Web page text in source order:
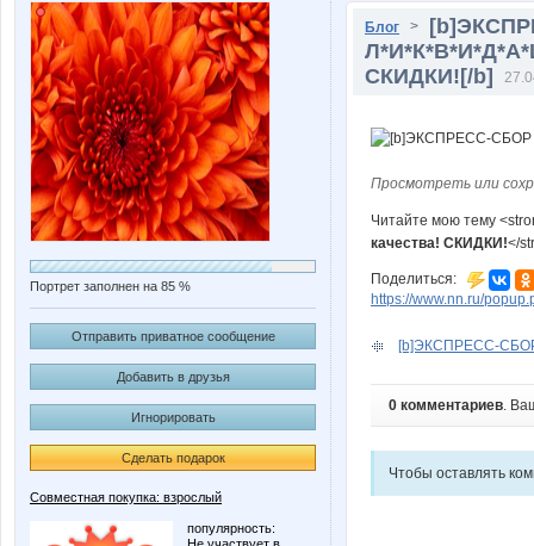
Портрет заполнен на 85 %
Отправить приватное сообщение
Добавить в друзья
Игнорировать
Сделать подарок
Совместная покупка: взрослый
популярность:
Блог >
СКИДКИ![/b]
Просмотреть или
Читайте мою тему
качества! СКИДКИ!</
Поделиться:
https://www.nn.ru/
[b]ЭКСПРЕСС-
0 комментариев.
Чтобы оставлять